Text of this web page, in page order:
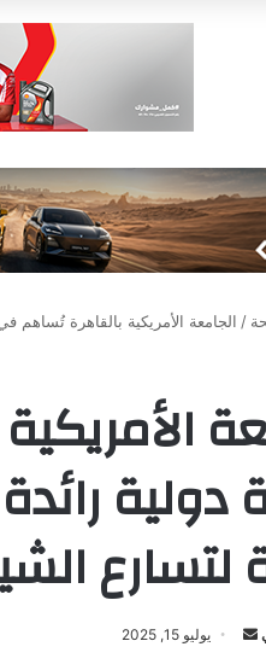
/ الجامعة الأمريكية بالقاهرة
دولية
لتسارع
أرسل يوليو 15, 2025